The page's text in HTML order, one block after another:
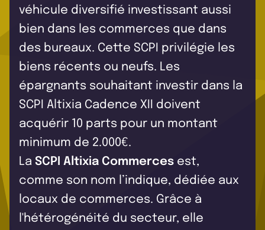
véhicule diversifié investissant aussi
bien dans les commerces que dans
des bureaux. Cette SCPI privilégie les
biens récents ou neufs. Les
épargnants souhaitant investir dans la
SCPI Altixia Cadence XII doivent
acquérir 10 parts pour un montant
minimum de 2.000€.
La SCPI Altixia Commerces est,
comme son nom l’indique, dédiée aux
locaux de commerces. Grâce à
l'hétérogénéité du secteur, elle